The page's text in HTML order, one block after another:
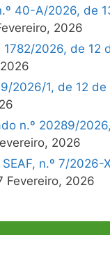
40-A/2026, de
2026
1782/2026, de 12
2026/1, de 12
n.º 20289/
2026
n.º 7/2026-
Fevereiro, 2026